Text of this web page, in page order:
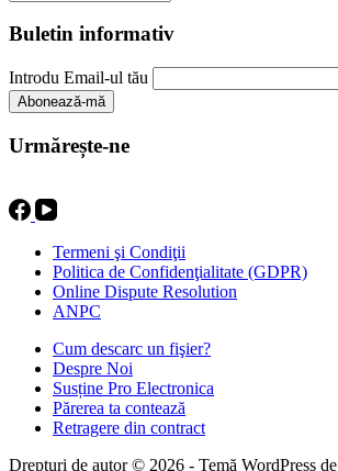
Buletin informativ
Introdu Email-ul tău
Urmărește-ne
Termeni şi Condiţii
Politica de Confidenţialitate (GDPR)
Online Dispute Resolution
ANPC
Cum descarc un fişier?
Despre Noi
Susține Pro Electronica
Părerea ta contează
Retragere din contract
Drepturi de autor © 2026 - Temă WordPress de